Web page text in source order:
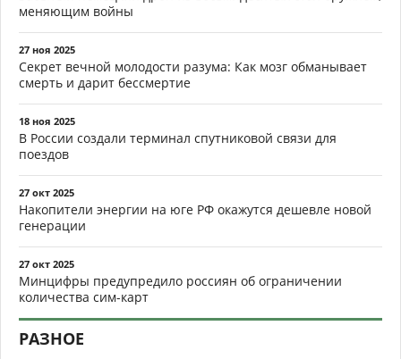
меняющим войны
27 ноя 2025
Секрет вечной молодости разума: Как мозг обманывает
смерть и дарит бессмертие
18 ноя 2025
В России создали терминал спутниковой связи для
поездов
27 окт 2025
Накопители энергии на юге РФ окажутся дешевле новой
генерации
27 окт 2025
Минцифры предупредило россиян об ограничении
количества сим-карт
РАЗНОЕ